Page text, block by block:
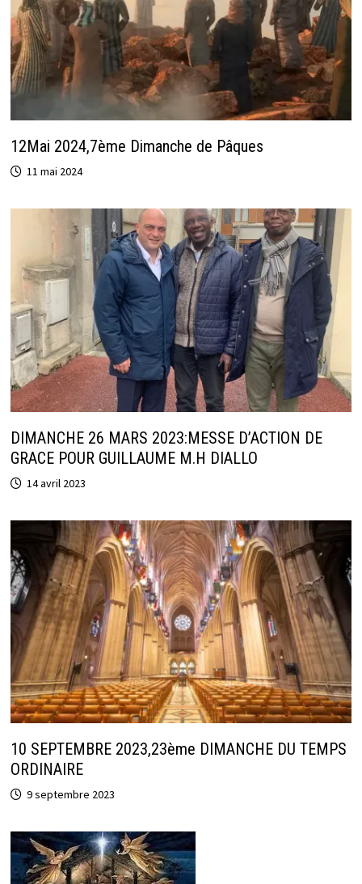
12Mai 2024,7ème Dimanche de Pâques
11 mai 2024
DIMANCHE 26 MARS 2023:MESSE D’ACTION DE
GRACE POUR GUILLAUME M.H DIALLO
14 avril 2023
10 SEPTEMBRE 2023,23ème DIMANCHE DU TEMPS
ORDINAIRE
9 septembre 2023